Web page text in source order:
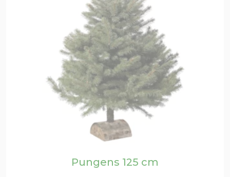
Pungens 125 cm